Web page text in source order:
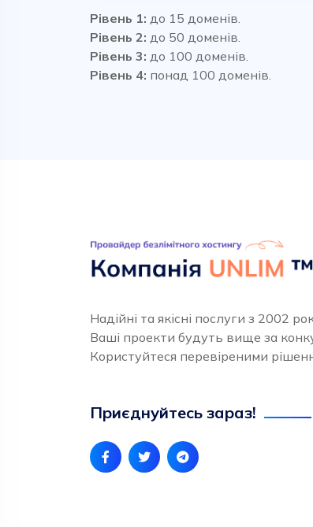
Рівень 1: до 15 доменів.
Рівень 2: до 50 доменів.
Рівень 3: до 100 доменів.
Рівень 4: понад 100 доменів.
Надійні та якісні послуги з 2002
Ваші проекти будуть вище за
Користуйтеся перевіреними
Приєднуйтесь зараз!